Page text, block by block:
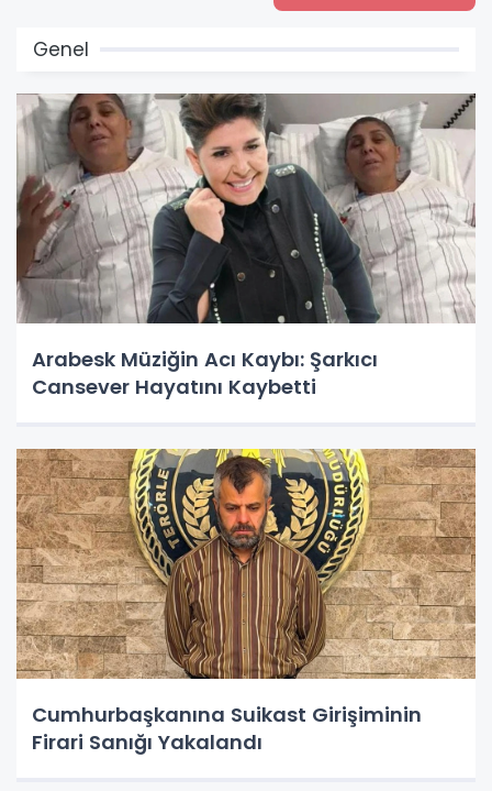
Genel
Arabesk Müziğin Acı Kaybı: Şarkıcı
Cansever Hayatını Kaybetti
Cumhurbaşkanına Suikast Girişiminin
Firari Sanığı Yakalandı